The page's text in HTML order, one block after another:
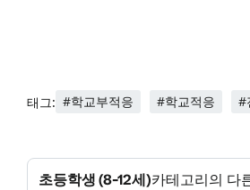
태그: #학교부적응 #학교적응 #
초등학생 (8-12세)카테고리의 다